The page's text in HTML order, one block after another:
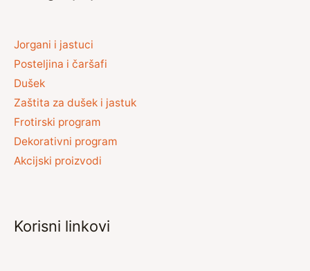
Jorgani i jastuci
Posteljina i čaršafi
Dušek
Zaštita za dušek i jastuk
Frotirski program
Dekorativni program
Akcijski proizvodi
Korisni linkovi